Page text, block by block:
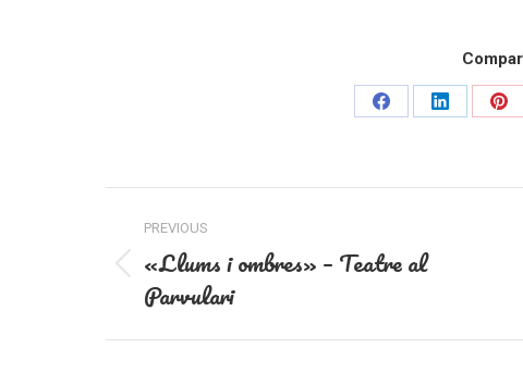
Share
Share
Post
navigation
PREVIOUS
Previous
post:
«Llums i ombres» – Teatre al
Parvulari